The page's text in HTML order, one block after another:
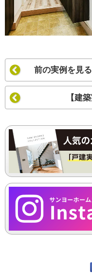
前の実例を見る
【建